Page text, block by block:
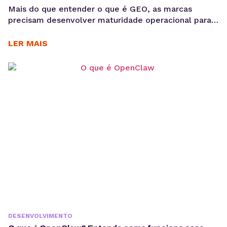
Mais do que entender o que é GEO, as marcas
precisam desenvolver maturidade operacional para
intenção, consistência temática e conteúdos
sem comprometer a experiência humana. A forma
LER MAIS
DESENVOLVIMENTO